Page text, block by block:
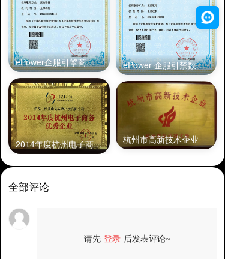
ePower企服引擎商标注册风险分析系统
2014年度杭州电子商务优秀企业
ePower 企服引禁数据中心
杭州市高新技术企业
全部评论
请先 登录 后发表评论~